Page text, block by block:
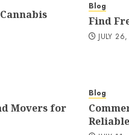
Blog
Find
JULY
Movers for
Blog